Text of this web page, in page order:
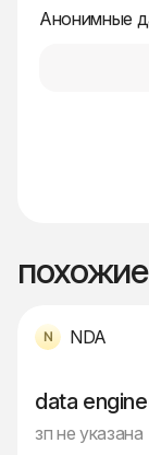
Анонимные
NDA
data
зп не указана